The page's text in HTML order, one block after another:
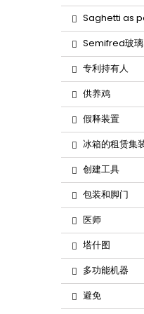
Saghetti as
Semifred玻璃
专利持有人
供养鸡
假释装置
冰箱的租赁集
创建工具
包装和脚门
医师
塔什图
多功能机器
避免